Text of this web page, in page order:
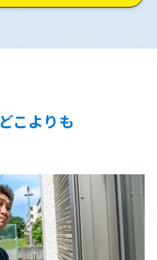
どこよりも